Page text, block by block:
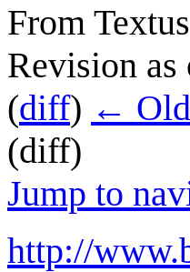
From
Revision
(diff) ←
(diff)
Jump to
http://